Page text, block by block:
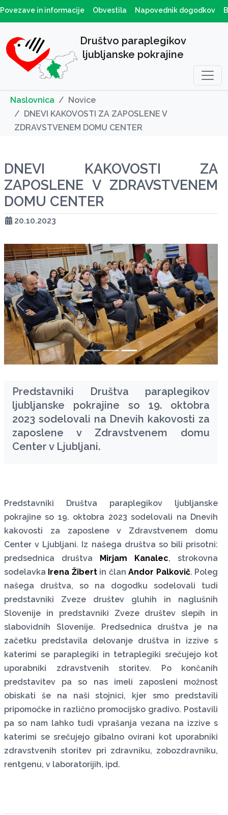
Povezave in informacije Obvestila Napovednik dogodkov
Društvo paraplegikov
ljubljanske pokrajine
Naslovnica
Novice
DNEVI KAKOVOSTI ZA ZAPOSLENE V
ZDRAVSTVENEM DOMU CENTER
DNEVI KAKOVOSTI ZA
ZAPOSLENE V ZDRAVSTVENEM
DOMU CENTER
20.10.2023
Predstavniki Društva paraplegikov
ljubljanske pokrajine so 19. oktobra
2023 sodelovali na Dnevih kakovosti za
zaposlene v Zdravstvenem domu
Center v Ljubljani.
zurück weiter
Predstavniki Društva paraplegikov ljubljanske
pokrajine so 19. oktobra 2023 sodelovali na Dnevih
kakovosti za zaposlene v Zdravstvenem domu
Center v Ljubljani. Iz našega društva so bili prisotni:
predsednica društva Mirjam Kanalec, strokovna
sodelavka Irena Žibertin članAndor Palkovič. Poleg
našega društva, so na dogodku sodelovali tudi
predstavniki Zveze društev gluhih in naglušnih
Slovenije in predstavniki Zveze društev slepih in
slabovidnih Slovenije. Predsednica društva je na
začetku predstavila delovanje društva in izzive s
katerimi se paraplegiki in tetraplegiki srečujejo kot
uporabniki zdravstvenih storitev. Po končanih
predstavitev pa so nas imeli zaposleni možnost
obiskati še na naši stojnici, kjer smo predstavili
pripomočke in različno promocijsko gradivo. Postavili
pa so nam lahko tudi vprašanja vezana na izzive s
katerimi se srečujejo gibalno ovirani kot uporabniki
zdravstvenih storitev pri zdravniku, zobozdravniku,
rentgenu, v laboratorijih, ipd.